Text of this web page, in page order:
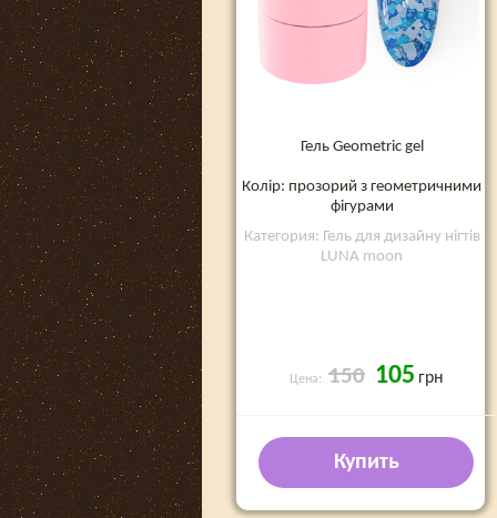
Гель Geometric gel
Колір: прозорий з геометричними
фігурами
Категория: Гель для дизайну нігтів
LUNA moon
Цена: 150 105 грн
Купить